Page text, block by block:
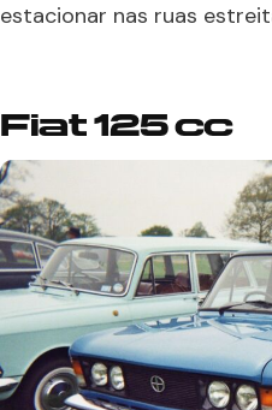
estacionar nas ruas
Fiat 125 cc